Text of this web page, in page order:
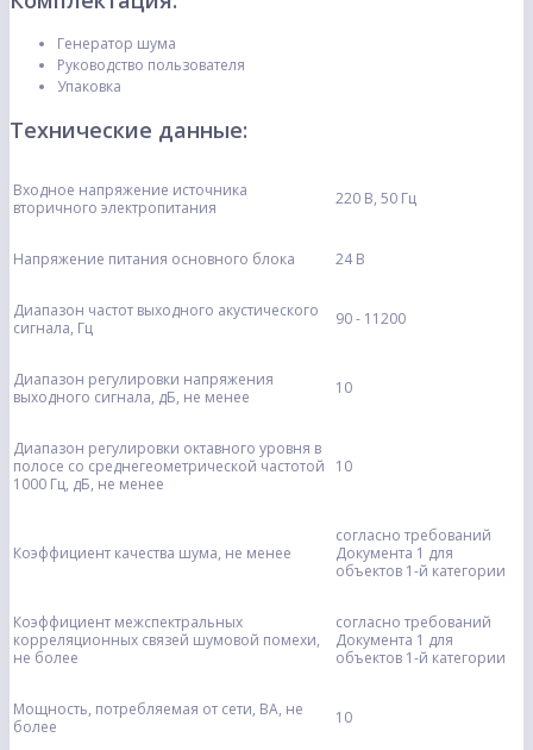
Генератор шума
Руководство пользователя
Упаковка
Технические данные:
Входное напряжение источника
вторичного электропитания
220 В, 50 Гц
Напряжение питания основного блока 24 В
Диапазон частот выходного акустического
сигнала, Гц
90 - 11200
Диапазон регулировки напряжения
выходного сигнала, дБ, не менее
10
Диапазон регулировки октавного уровня в
полосе со среднегеометрической частотой
1000 Гц, дБ, не менее
10
Коэффициент качества шума, не менее
согласно требований
Документа 1 для
объектов 1-й категории
Коэффициент межспектральных
корреляционных связей шумовой помехи,
не более
согласно требований
Документа 1 для
объектов 1-й категории
Мощность, потребляемая от сети, ВА, не
более
10